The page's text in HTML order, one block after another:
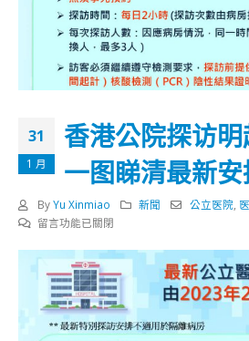
31
1 月
香港公院探访
一图睇清最新
By Yu Xinmiao 新聞 公立医院
在
港
公
探
留言功能已關閉